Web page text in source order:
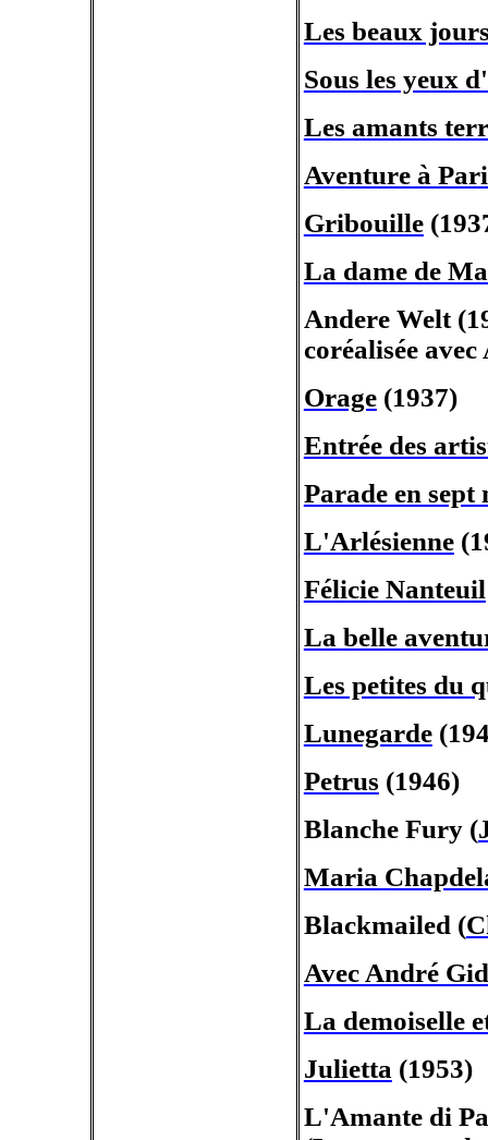
Les beaux
Sous les yeux
Les amants
Aventure à
Gribouille
La dame de
Andere Welt
coréalisée
Orage(1937)
Entrée des
Parade en sept
L'Arlésienne
Félicie Nanteuil
La belle
Les petites du
Lunegarde
Petrus (1946)
Blanche Fury(
Maria
Blackmailed (
Avec André
La demoiselle
Julietta (1953)
L'Amante di